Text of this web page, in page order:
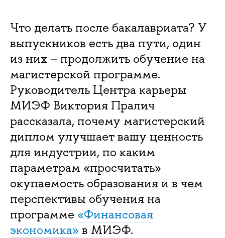
Что делать после бакалавриата? У
выпускников есть два пути, один
из них – продолжить обучение на
магистерской программе.
Руководитель Центра карьеры
МИЭФ Виктория Пралич
рассказала, почему магистерский
диплом улучшает вашу ценность
для индустрии, по каким
параметрам «просчитать»
окупаемость образования и в чем
перспективы обучения на
программе «Финансовая
экономика» в МИЭФ.